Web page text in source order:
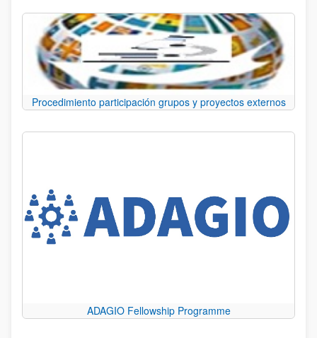
Procedimiento participación grupos y proyectos externos
ADAGIO Fellowship Programme